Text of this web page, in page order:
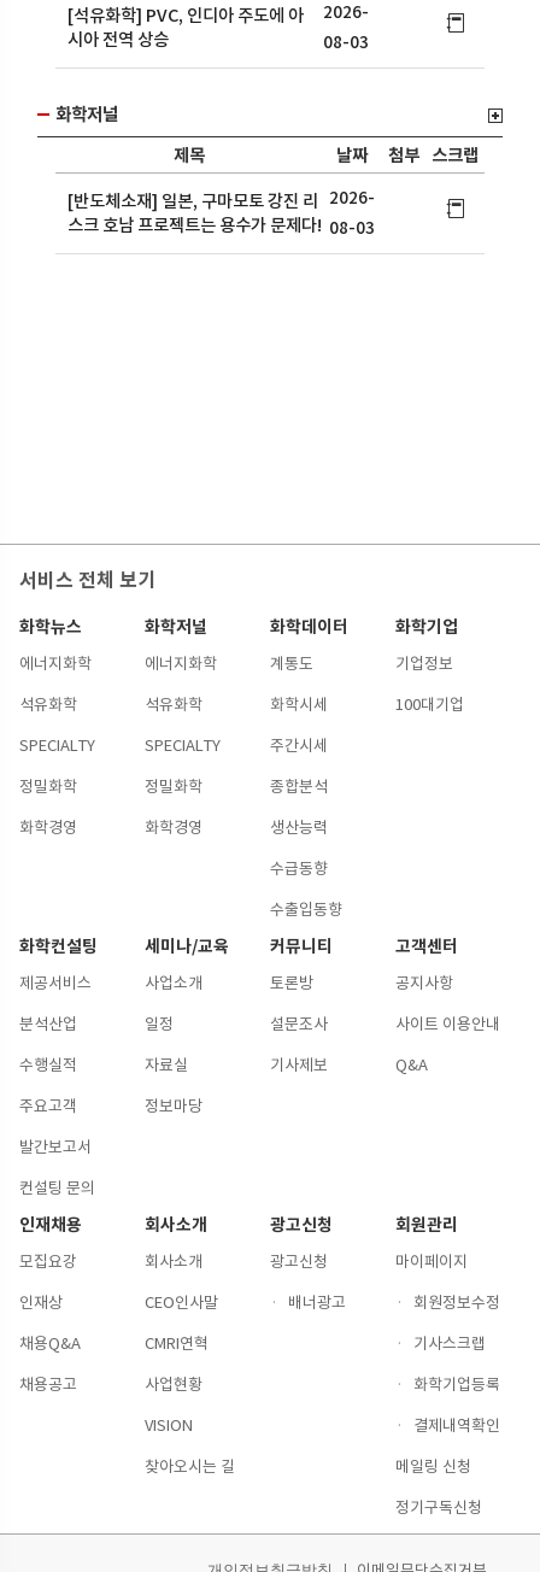
[석유화학] PVC, 인디아 주도에 아
시아 전역 상승
2026-
08-03
화학저널
제목
날짜 첨부 스크랩
[반도체소재] 일본, 구마모토 강진 리
스크 호남 프로젝트는 용수가 문제다!
2026-
08-03
서비스 전체 보기
화학뉴스
에너지화학
석유화학
SPECIALTY
정밀화학
화학경영
화학저널
에너지화학
석유화학
SPECIALTY
정밀화학
화학경영
화학데이터
계통도
화학시세
주간시세
종합분석
생산능력
수급동향
수출입동향
화학기업
기업정보
100대기업
화학컨설팅
제공서비스
분석산업
수행실적
주요고객
발간보고서
컨설팅 문의
세미나/교육
사업소개
일정
자료실
정보마당
커뮤니티
토론방
설문조사
기사제보
고객센터
공지사항
사이트 이용안내
Q&A
인재채용
모집요강
인재상
채용Q&A
채용공고
회사소개
회사소개
CEO인사말
CMRI연혁
사업현황
VISION
찾아오시는 길
광고신청
광고신청
·
배너광고
회원관리
마이페이지
·
회원정보수정
·
기사스크랩
·
화학기업등록
·
결제내역확인
메일링 신청
정기구독신청